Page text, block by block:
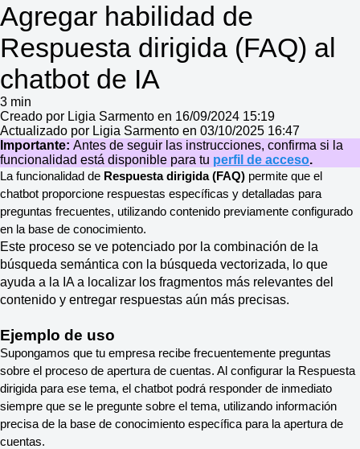
Agregar habilidad de
Respuesta dirigida (FAQ) al
chatbot de IA
3 min
Creado por Ligia Sarmento en 16/09/2024 15:19
Actualizado por Ligia Sarmento en 03/10/2025 16:47
Importante: Antes de seguir las instrucciones, confirma si la
funcionalidad está disponible para tu perfil de acceso.
La funcionalidad de Respuesta dirigida (FAQ) permite que el
chatbot proporcione respuestas específicas y detalladas para
preguntas frecuentes, utilizando contenido previamente configurado
en la base de conocimiento.
Este proceso se ve potenciado por la combinación de la
búsqueda semántica con la búsqueda vectorizada, lo que
ayuda a la IA a localizar los fragmentos más relevantes del
contenido y entregar respuestas aún más precisas.
Ejemplo de uso
Supongamos que tu empresa recibe frecuentemente preguntas
sobre el proceso de apertura de cuentas. Al configurar la Respuesta
dirigida para ese tema, el chatbot podrá responder de inmediato
siempre que se le pregunte sobre el tema, utilizando información
precisa de la base de conocimiento específica para la apertura de
cuentas.